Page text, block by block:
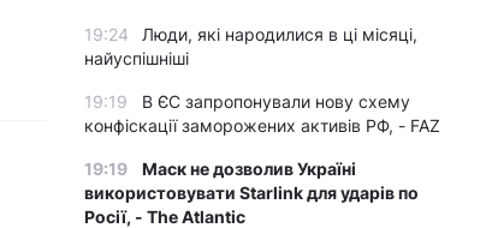
19:24
Люди, які народилися в ці місяці,
найуспішніші
19:19
В ЄС запропонували нову схему
конфіскації заморожених активів РФ, - FAZ
19:19
Маск не дозволив Україні
використовувати Starlink для ударів по
Росії, - The Atlantic